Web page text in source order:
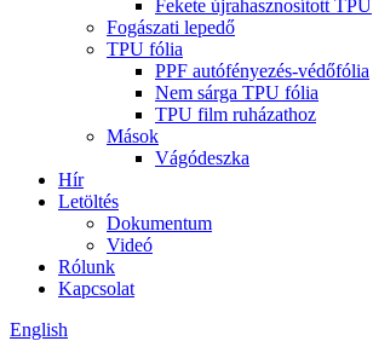
Fekete újrahasznosított TPU
Fogászati ​​lepedő
TPU fólia
PPF autófényezés-védőfólia
Nem sárga TPU fólia
TPU film ruházathoz
Mások
Vágódeszka
Hír
Letöltés
Dokumentum
Videó
Rólunk
Kapcsolat
English